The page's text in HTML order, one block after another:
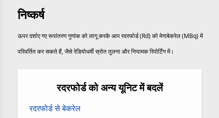
निष्कर्ष
ऊपर दर्शाए गए रूपांतरण गुणांक को लागू करके आप रदरफोर्ड (Rd) को मेगाबेकरेल (MBq) में
परिवर्तित कर सकते हैं, जैसे रेडियोधर्मी स्रोत तुलना और नियामक रिपोर्टिंग में।
रदरफोर्ड को अन्य यूनिट में बदलें
रदरफोर्ड से बेकरेल